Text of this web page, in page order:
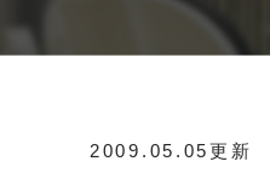
2009.05.05更新